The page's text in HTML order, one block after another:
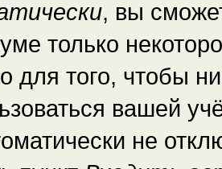
, вы
только
для того, чтобы
вашей
не